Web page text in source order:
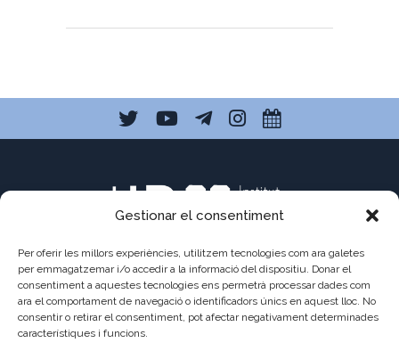
Gestionar el consentiment
Per oferir les millors experiències, utilitzem tecnologies com ara galetes
per emmagatzemar i/o accedir a la informació del dispositiu. Donar el
consentiment a aquestes tecnologies ens permetrà processar dades com
ara el comportament de navegació o identificadors únics en aquest lloc. No
consentir o retirar el consentiment, pot afectar negativament determinades
característiques i funcions.
C/ Pau Claris 121
08009 Barcelona